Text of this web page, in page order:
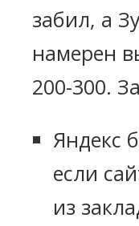
забил, а
намерен
200-300.
Яндекс
если
из